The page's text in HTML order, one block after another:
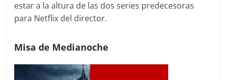
estar a la altura de las dos series predecesoras
para Netflix del director.
Misa de Medianoche